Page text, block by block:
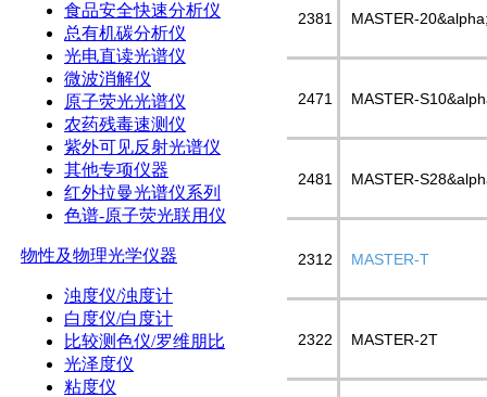
食品安全快速分析仪
总有机碳分析仪
光电直读光谱仪
微波消解仪
原子荧光光谱仪
农药残毒速测仪
紫外可见反射光谱仪
其他专项仪器
红外拉曼光谱仪系列
色谱-原子荧光联用仪
物性及物理光学仪器
浊度仪/浊度计
白度仪/白度计
比较测色仪/罗维朋比
光泽度仪
粘度仪
2381 MASTER-
2471 MASTER-
2481 MASTER-
2312 MASTER-T
2322 MASTER-2T